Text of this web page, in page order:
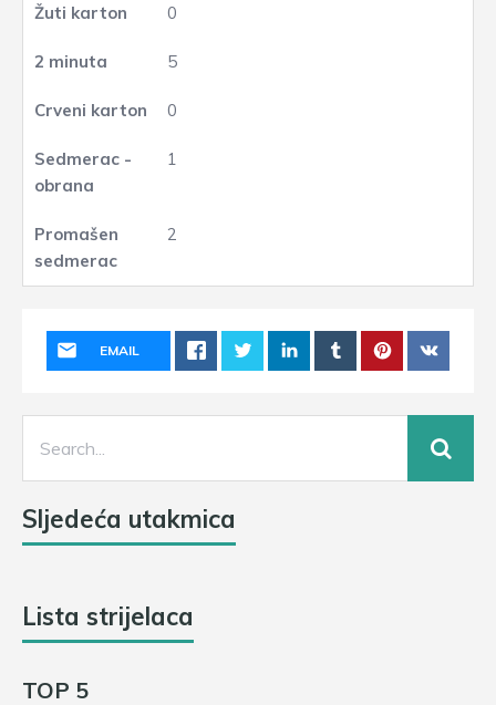
0
5
0
1
2
EMAIL
Sljedeća utakmica
Lista strijelaca
TOP 5